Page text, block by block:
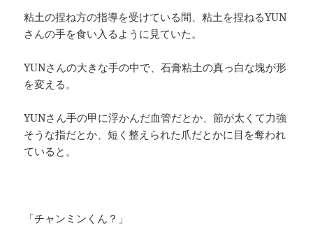
粘土の捏ね方の指導を受けている間、粘土を捏ねるYUN
さんの手を食い入るように見ていた。
YUNさんの大きな手の中で、石膏粘土の真っ白な塊が形
を変える。
YUNさん手の甲に浮かんだ血管だとか、節が太くて力強
そうな指だとか、短く整えられた爪だとかに目を奪われ
ていると。
「チャンミンくん？」